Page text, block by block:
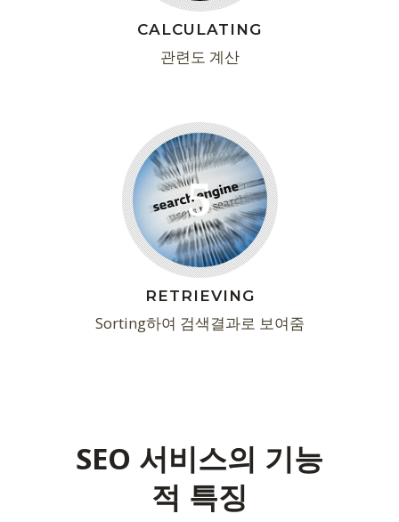
CALCULATING
관련도 계산
5
RETRIEVING
Sorting하여 검색결과로 보여줌
SEO 서비스의 기능
적 특징